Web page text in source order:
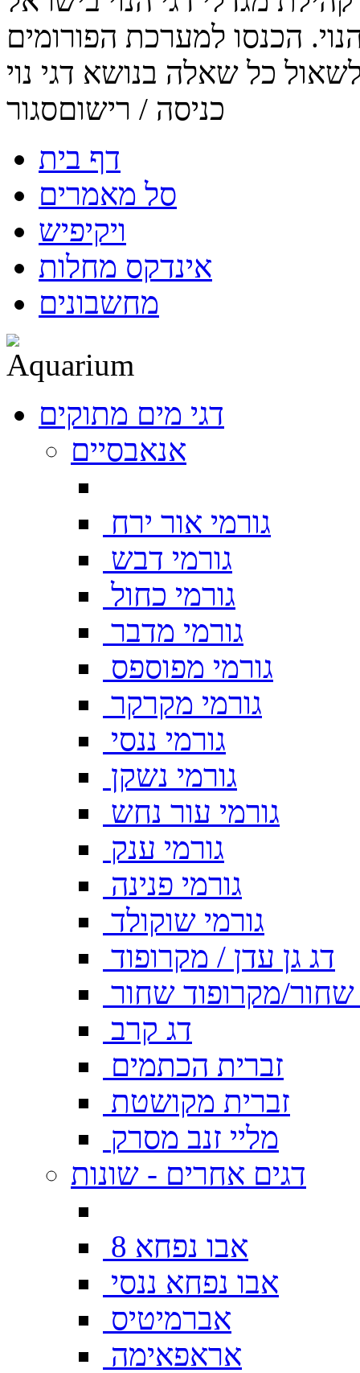
הכנסו למערכת הפורומים
כניסה / רישוםסגור
דף בית
סל מאמרים
ויקיפיש
אינדקס מחלות
מחשבונים
דגי מים מתוקים
אנאבסיים
גורמי אור ירח
גורמי דבש
גורמי כחול
גורמי מדבר
גורמי מפוספס
גורמי מקרקר
גורמי ננסי
גורמי נשקן
גורמי עור נחש
גורמי ענק
גורמי פנינה
גורמי שוקולד
דג גן עדן / מקרופוד
שחור/מקרופוד שחור
דג קרב
זברית הכתמים
זברית מקושטת
מליי זנב מסרק
דגים אחרים - שונות
אבו נפחא 8
אבו נפחא ננסי
אברמיטיס
אראפאימה